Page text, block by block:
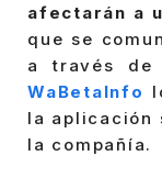
afectarán a
que se
a través de
WaBetaInfo
la aplicación
la compañía.